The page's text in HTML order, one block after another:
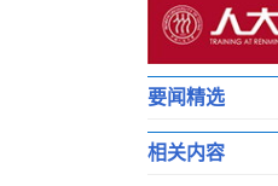
要闻精选
相关内容